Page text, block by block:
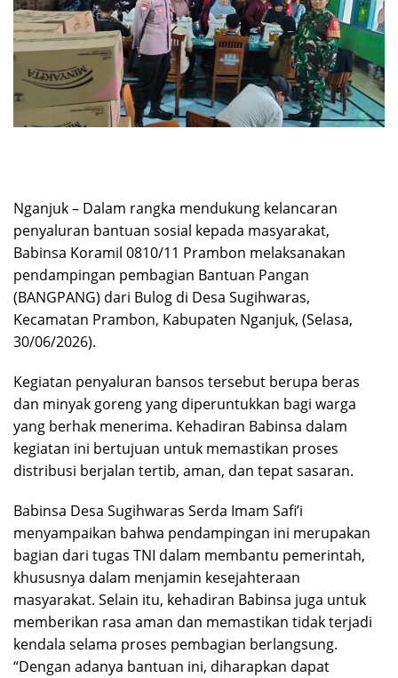
Nganjuk – Dalam rangka mendukung kelancaran
penyaluran bantuan sosial kepada masyarakat,
Babinsa Koramil 0810/11 Prambon melaksanakan
pendampingan pembagian Bantuan Pangan
(BANGPANG) dari Bulog di Desa Sugihwaras,
Kecamatan Prambon, Kabupaten Nganjuk, (Selasa,
30/06/2026).
Kegiatan penyaluran bansos tersebut berupa beras
dan minyak goreng yang diperuntukkan bagi warga
yang berhak menerima. Kehadiran Babinsa dalam
kegiatan ini bertujuan untuk memastikan proses
distribusi berjalan tertib, aman, dan tepat sasaran.
Babinsa Desa Sugihwaras Serda Imam Safi’i
menyampaikan bahwa pendampingan ini merupakan
bagian dari tugas TNI dalam membantu pemerintah,
khususnya dalam menjamin kesejahteraan
masyarakat. Selain itu, kehadiran Babinsa juga untuk
memberikan rasa aman dan memastikan tidak terjadi
kendala selama proses pembagian berlangsung.
“Dengan adanya bantuan ini, diharapkan dapat